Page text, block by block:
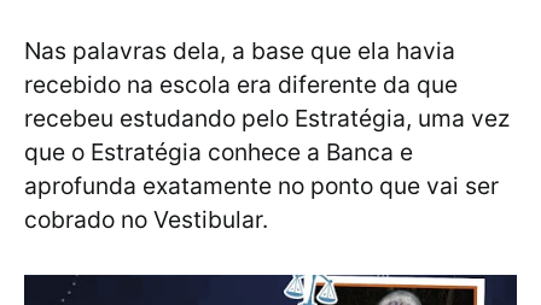
Nas palavras dela, a base que ela havia
recebido na escola era diferente da que
recebeu estudando pelo Estratégia, uma vez
que o Estratégia conhece a Banca e
aprofunda exatamente no ponto que vai ser
cobrado no Vestibular.